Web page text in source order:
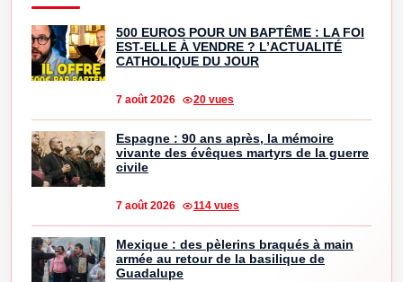
500 EUROS POUR UN BAPTÊME : LA FOI
EST-ELLE À VENDRE ? L’ACTUALITÉ
CATHOLIQUE DU JOUR
7 août 2026 20 vues
Espagne : 90 ans après, la mémoire
vivante des évêques martyrs de la guerre
civile
7 août 2026 114 vues
Mexique : des pèlerins braqués à main
armée au retour de la basilique de
Guadalupe